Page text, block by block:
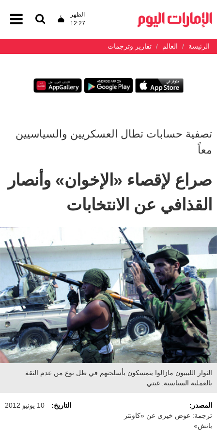
الظهر
12:27
الرئيسة العالم تقارير وترجمات
تصفية حسابات تطال العسكريين والسياسيين
معاً
صراع لإقصاء «الإخوان» وأنصار
القذافي عن الانتخابات
الثوار الليبيون مازالوا يتمسكون بأسلحتهم في ظل نوع من عدم الثقة
بالعملية السياسية. غيتي
المصدر:
ترجمة: عوض خيري عن «كاونتر
بانش»
التاريخ: 10 يونيو 2012